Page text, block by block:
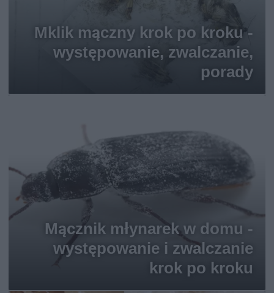
Mklik mączny krok po kroku -
występowanie, zwalczanie,
porady
Mącznik młynarek w domu -
występowanie i zwalczanie
krok po kroku